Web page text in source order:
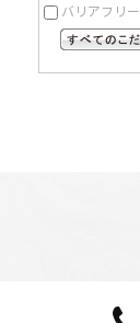
バリアフリー